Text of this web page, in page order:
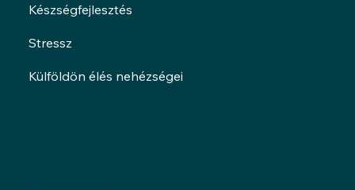
Készségfejlesztés
Stressz
Külföldön élés nehézségei